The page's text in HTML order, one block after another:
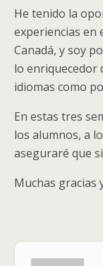
He tenido la
experiencias en
Canadá, y soy
lo enriquecedor
idiomas como
En estas tres
los alumnos, a
aseguraré que
Muchas gracias